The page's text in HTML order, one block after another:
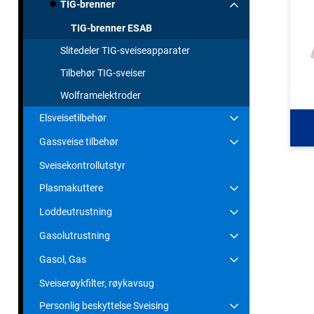
TIG-brenner
TIG-brenner ESAB
Slitedeler TIG-sveiseapparater
Tilbehør TIG-sveiser
Wolframelektroder
Elsveisetilbehør
Gassveise tilbehør
Sveisekontrollutstyr
Plasmakuttere
Loddeutrustning
Gasolutrustning
Gasol, Gas
Sveiserøykfilter, røykavsug
Personlig beskyttelse Sveising